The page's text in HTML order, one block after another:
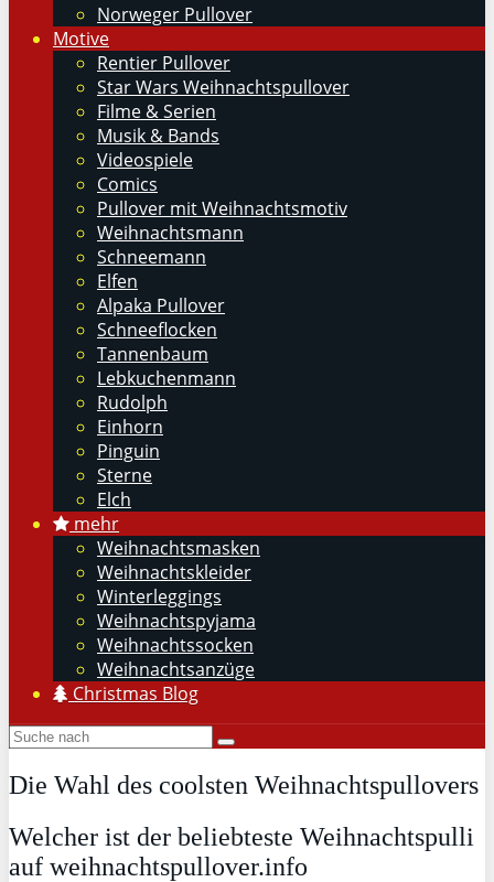
Norweger Pullover
Motive
Rentier Pullover
Star Wars Weihnachtspullover
Filme & Serien
Musik & Bands
Videospiele
Comics
Pullover mit Weihnachtsmotiv
Weihnachtsmann
Schneemann
Elfen
Alpaka Pullover
Schneeflocken
Tannenbaum
Lebkuchenmann
Rudolph
Einhorn
Pinguin
Sterne
Elch
mehr
Weihnachtsmasken
Weihnachtskleider
Winterleggings
Weihnachtspyjama
Weihnachtssocken
Weihnachtsanzüge
Christmas Blog
Die Wahl des coolsten Weihnachtspullovers
Welcher ist der beliebteste Weihnachtspulli
auf weihnachtspullover.info